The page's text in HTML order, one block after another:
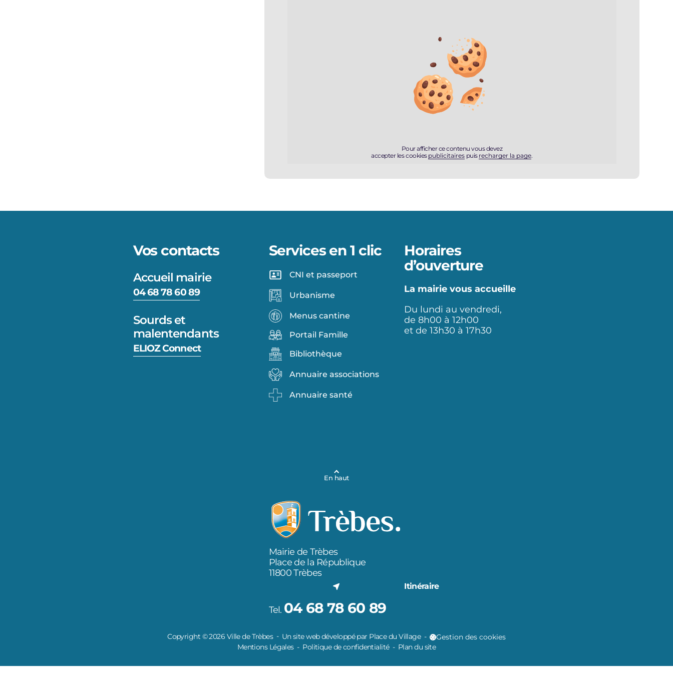
Pour afficher ce contenu vous devez
accepter les cookies publicitaires puis recharger la page.
Vos contacts
Accueil mairie
04 68 78 60 89
Sourds et
malentendants
ELIOZ Connect
Services en 1 clic
CNI et passeport
Urbanisme
Menus cantine
Portail Famille
Bibliothèque
Annuaire associations
Annuaire santé
Horaires
d’ouverture
La mairie vous accueille
Du lundi au vendredi,
de 8h00 à 12h00
et de 13h30 à 17h30
En haut
Mairie de Trèbes
Place de la République
11800 Trèbes
Itinéraire
Tel. 04 68 78 60 89
Copyright © 2026 Ville de Trèbes Un site web développé par Place du Village
Gestion des cookies
Mentions Légales
Politique de confidentialité Plan du site